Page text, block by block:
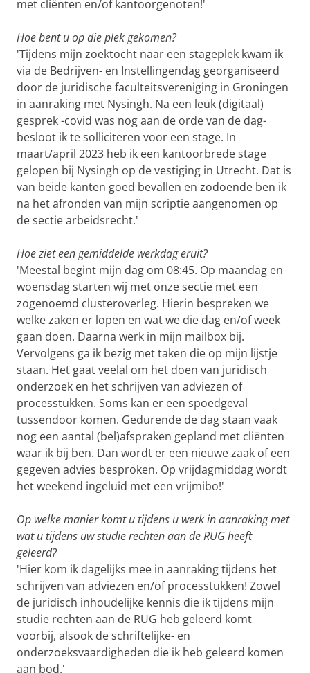
met cliënten en/of kantoorgenoten!'
Hoe bent u op die plek gekomen?
'Tijdens mijn zoektocht naar een stageplek kwam ik
via de Bedrijven- en Instellingendag georganiseerd
door de juridische faculteitsvereniging in Groningen
in aanraking met Nysingh. Na een leuk (digitaal)
gesprek -covid was nog aan de orde van de dag-
besloot ik te solliciteren voor een stage. In
maart/april 2023 heb ik een kantoorbrede stage
gelopen bij Nysingh op de vestiging in Utrecht. Dat is
van beide kanten goed bevallen en zodoende ben ik
na het afronden van mijn scriptie aangenomen op
de sectie arbeidsrecht.'
Hoe ziet een gemiddelde werkdag eruit?
'Meestal begint mijn dag om 08:45. Op maandag en
woensdag starten wij met onze sectie met een
zogenoemd clusteroverleg. Hierin bespreken we
welke zaken er lopen en wat we die dag en/of week
gaan doen. Daarna werk in mijn mailbox bij.
Vervolgens ga ik bezig met taken die op mijn lijstje
staan. Het gaat veelal om het doen van juridisch
onderzoek en het schrijven van adviezen of
processtukken. Soms kan er een spoedgeval
tussendoor komen. Gedurende de dag staan vaak
nog een aantal (bel)afspraken gepland met cliënten
waar ik bij ben. Dan wordt er een nieuwe zaak of een
gegeven advies besproken. Op vrijdagmiddag wordt
het weekend ingeluid met een vrijmibo!'
Op welke manier komt u tijdens u werk in aanraking met
wat u tijdens uw studie rechten aan de RUG heeft
geleerd?
'Hier kom ik dagelijks mee in aanraking tijdens het
schrijven van adviezen en/of processtukken! Zowel
de juridisch inhoudelijke kennis die ik tijdens mijn
studie rechten aan de RUG heb geleerd komt
voorbij, alsook de schriftelijke- en
onderzoeksvaardigheden die ik heb geleerd komen
aan bod.'